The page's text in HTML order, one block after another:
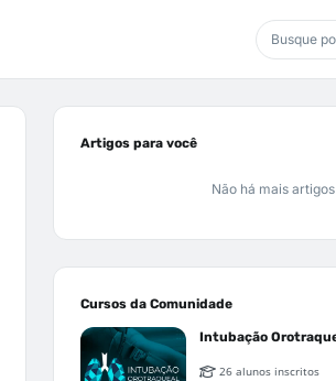
Artigos para você
Não há mais artigos
Cursos da Comunidade
26 alunos inscritos